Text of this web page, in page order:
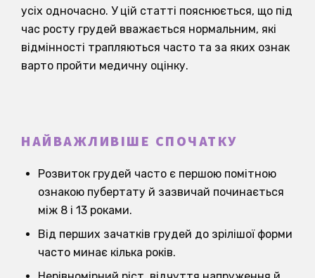
усіх одночасно. У цій статті пояснюється, що під
час росту грудей вважається нормальним, які
відмінності трапляються часто та за яких ознак
варто пройти медичну оцінку.
НАЙВАЖЛИВІШЕ СПОЧАТКУ
Розвиток грудей часто є першою помітною
ознакою пубертату й зазвичай починається
між 8 і 13 роками.
Від перших зачатків грудей до зрілішої форми
часто минає кілька років.